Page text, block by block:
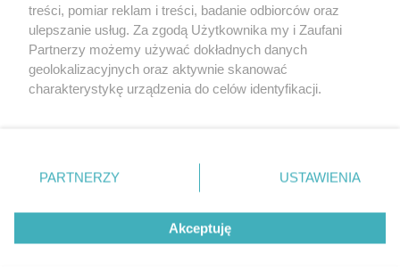
© 2026 Grupa ZPR Media
treści, pomiar reklam i treści, badanie odbiorców oraz
ulepszanie usług. Za zgodą Użytkownika my i Zaufani
Partnerzy możemy używać dokładnych danych
geolokalizacyjnych oraz aktywnie skanować
charakterystykę urządzenia do celów identyfikacji.
zmienić/wycofać klikając przycisk ustawień prywatności
znajdujący się w lewym dolnym rogu strony
rodzaje przetwarzania danych nie wymagają zgody
użytkownika, ale masz prawo sprzeciwić się takiemu
przetwarzaniu. Preferencje będą miały zastosowanie tylko
PARTNERZY USTAWIENIA
Akceptuję